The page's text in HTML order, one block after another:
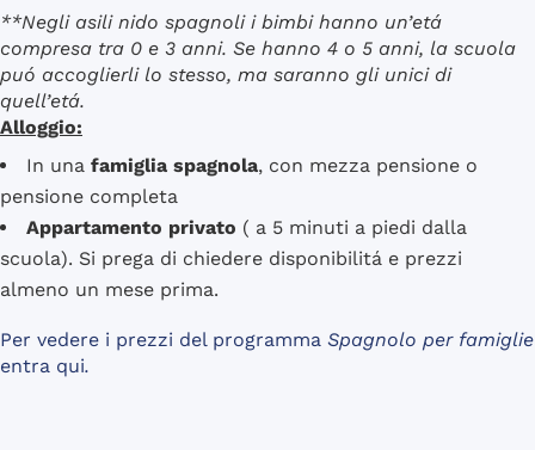
**Negli asili nido spagnoli i bimbi hanno un’etá
compresa tra 0 e 3 anni. Se hanno 4 o 5 anni, la scuola
puó accoglierli lo stesso, ma saranno gli unici di
quell’etá.
Alloggio:
In una famiglia spagnola, con mezza pensione o
pensione completa
Appartamento privato ( a 5 minuti a piedi dalla
scuola). Si prega di chiedere disponibilitá e prezzi
almeno un mese prima.
Per vedere i prezzi del programma Spagnolo per famiglie
entra qui.